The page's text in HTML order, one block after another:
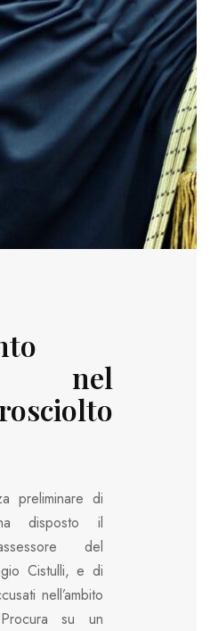
nel
preliminare di
disposto il
del
Cistulli, e di
nell’ambito
su un